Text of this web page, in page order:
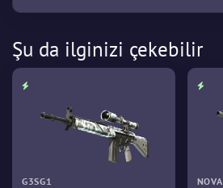
Şu da ilginizi çekebilir
G3SG1 NOVA